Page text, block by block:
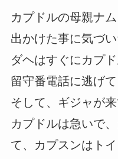
カプドルの母親ナ
出かけた事に気づい
ダヘはすぐにカプ
留守番電話に逃げて
そして、ギジャが来
カプドルは急いで
て、カプスンはトイ